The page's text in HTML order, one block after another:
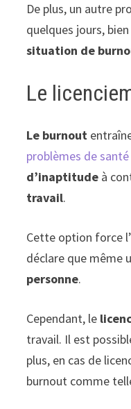
De plus, un autre
quelques jours,
situation de
Le
Le burnout
problèmes de santé
d’inaptitude à
travail.
Cette option force
déclare que même
personne.
Cependant, le
travail. Il est
plus, en cas de
burnout comme